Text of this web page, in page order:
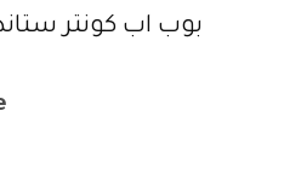
بوب اب كونتر